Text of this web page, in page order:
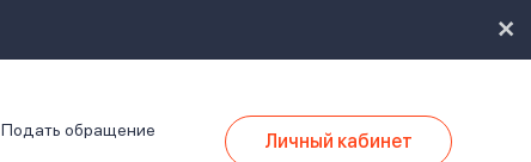
Подать обращение Личный кабинет